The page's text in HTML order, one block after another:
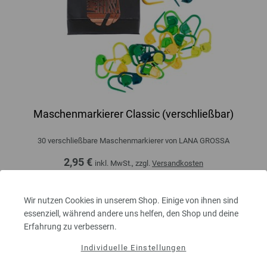
Wir nutzen Cookies in unserem Shop. Einige von ihnen sind
essenziell, während andere uns helfen, den Shop und deine
Erfahrung zu verbessern.
Individuelle Einstellungen
Maschenmarkierer Classic (verschließbar)
30 verschließbare Maschenmarkierer von LANA GROSSA
2,95 € inkl. MwSt., zzgl. Versandkosten